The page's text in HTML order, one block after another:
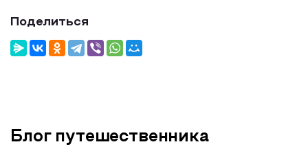
Поделиться
Блог путешественника